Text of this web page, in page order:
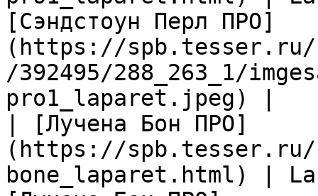
[Сэндстоун Перл ПРО]
(https://spb.tesser.ru/
/392495/288_263_1/
pro1_laparet.jpeg) |
| [Лучена Бон ПРО]
(https://
bone_laparet.html) |